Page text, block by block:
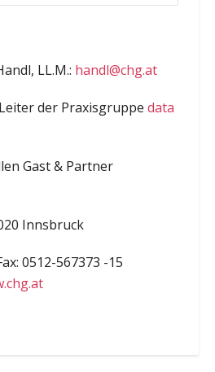
LL.M.: handl@chg.at
der Praxisgruppe data
Gast & Partner
Innsbruck
0512-567373 -15